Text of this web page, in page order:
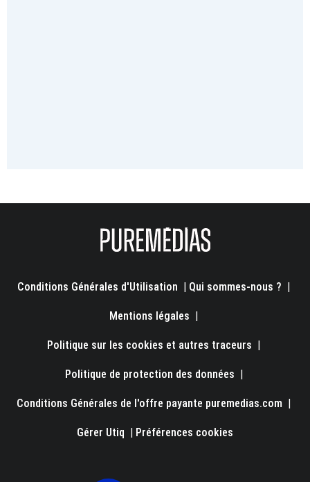
Conditions Générales d'Utilisation | Qui sommes-nous ? |
Mentions légales |
Politique sur les cookies et autres traceurs |
Politique de protection des données |
Conditions Générales de l'offre payante puremedias.com |
Gérer Utiq | Préférences cookies